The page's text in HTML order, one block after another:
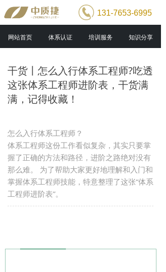
131-7653-6995
网站首页 体系认证 培训服务 知识分享
干货丨怎么入行体系工程师?吃透
这张体系工程师进阶表，干货满
满，记得收藏！
怎么入行体系工程师？
体系工程师这份工作看似复杂，其实只要掌
握了正确的方法和路径，进阶之路绝对没有
那么难。 为了帮助大家更好地理解和入门和
掌握体系工程师技能，特意整理了这张“体系
工程师进阶表”。